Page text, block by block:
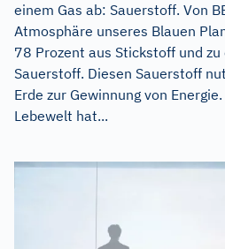
einem Gas ab: Sauerstoff. Von
Atmosphäre unseres Blauen
78 Prozent aus Stickstoff und
Sauerstoff. Diesen Sauerstoff
Erde zur Gewinnung von
Lebewelt hat...